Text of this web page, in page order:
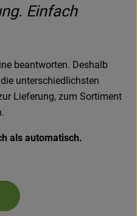
Einfach
beantworten. Deshalb
unterschiedlichsten
Lieferung, zum Sortiment
als automatisch.